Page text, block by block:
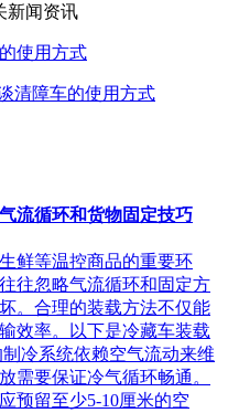
新闻资讯
清障车的使用方式
流循环和货物固定技巧
鲜等温控商品的重要环
往忽略气流循环和固定方
。合理的装载方法不仅能
效率。以下是冷藏车装载
冷系统依赖空气流动来维
需要保证冷气循环畅通。
预留至少5-10厘米的空